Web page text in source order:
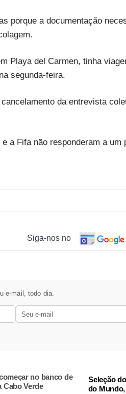
porque a documentação
Playa del Carmen, tinha
segunda-feira.
da entrevista
a Fifa não responderam a
Siga-nos no
e-mail, todo dia.
no banco de
Cabo Verde
Seleção
do